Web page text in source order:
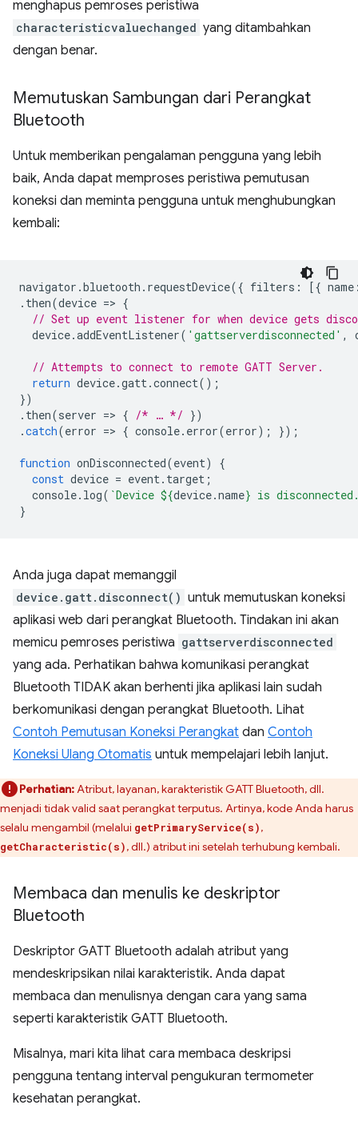
menghapus pemroses peristiwa
characteristicvaluechanged yang ditambahkan
dengan benar.
Memutuskan Sambungan dari Perangkat
Bluetooth
Untuk memberikan pengalaman pengguna yang lebih
baik, Anda dapat memproses peristiwa pemutusan
koneksi dan meminta pengguna untuk menghubungkan
kembali:
navigator .bluetooth . requestDevice({ filters : [{ name
. then(device => {
// Set up event listener for when device gets
device.addEventListener( 'gattserverdisconnected' ,
// Attempts to connect to remote GATT Server.
return device.gatt.connect();
})
. then(server => { /* … */ })
.catch(error => { console. error(error); });
function onDisconnected(event)
{
const device = event. target ;
console. log( `Device ${device.name} is
}
Anda juga dapat memanggil
device.gatt.disconnect() untuk memutuskan koneksi
aplikasi web dari perangkat Bluetooth. Tindakan ini akan
memicu pemroses peristiwa gattserverdisconnected
yang ada. Perhatikan bahwa komunikasi perangkat
Bluetooth TIDAK akan berhenti jika aplikasi lain sudah
berkomunikasi dengan perangkat Bluetooth. Lihat
Contoh Pemutusan Koneksi Perangkat dan Contoh
Koneksi Ulang Otomatis untuk mempelajari lebih lanjut.
Perhatian:Atribut, layanan, karakteristik GATT Bluetooth, dll.
menjadi tidak valid saat perangkat terputus. Artinya, kode Anda harus
selalu mengambil (melalui getPrimaryService(s),
getCharacteristic(s), dll.) atribut ini setelah terhubung kembali.
Membaca dan menulis ke deskriptor
Bluetooth
Deskriptor GATT Bluetooth adalah atribut yang
mendeskripsikan nilai karakteristik. Anda dapat
membaca dan menulisnya dengan cara yang sama
seperti karakteristik GATT Bluetooth.
Misalnya, mari kita lihat cara membaca deskripsi
pengguna tentang interval pengukuran termometer
kesehatan perangkat.